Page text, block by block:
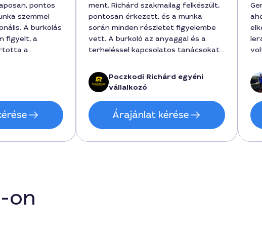
pontos
szemmel
A burkolás
figyelt, a
a
alakult,
végeredmény
ment. Richárd szakmailag felkészült,
pontosan érkezett, és a munka
során minden részletet figyelembe
vett. A burkoló az anyaggal és a
terheléssel kapcsolatos tanácsokat
szépen illeszkedtek. A befejezés
gyors volt, és a díj is korrekt a
nyújtott minőséghez. Az árban
benne volt a szállítás és a munka,
35000 forintért végezte a feladatot
a szolgáltatás legyen a környéken.
Poczkodi Richárd egyéni
vállalkozó
Árajánlat kérése
on